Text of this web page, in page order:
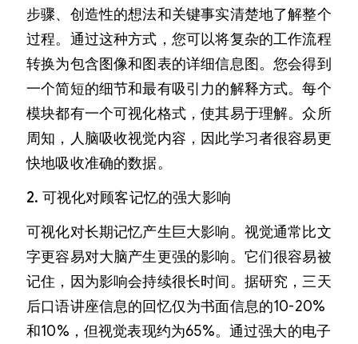
步骤、创造性的想法和关键事实清楚地了解整个
过程。通过这种方式，您可以将复杂的工作流程
转换为包含图像和图表的详细信息图。您会得到
一个简短的细节和最有吸引力的解释方式。每个
模块都有一个可视化格式，使其易于理解。众所
周知，人脑吸收视觉内容，因此学习者很容易更
快地吸收准确的数据。
2. 可视化对顾客记忆的强大影响
可视化对长期记忆产生巨大影响。视觉通常比文
字更容易对大脑产生更强的影响。它们很容易被
记住，因为影响会持续很长时间。据研究，三天
后口语讲座信息的回忆仅为书面信息的10-20%
和10%，但视觉表现约为65%。通过强大的电子